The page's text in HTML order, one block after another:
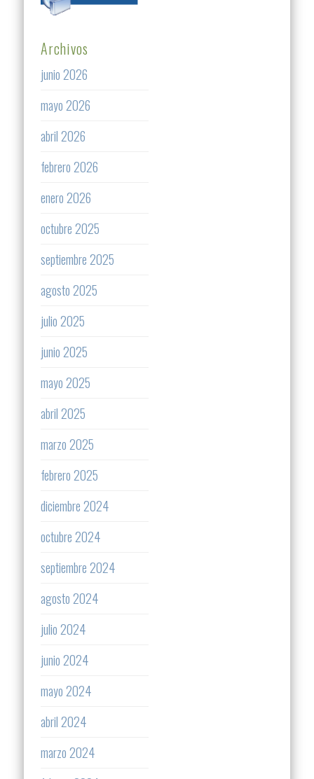
Archivos
junio 2026
mayo 2026
abril 2026
febrero 2026
enero 2026
octubre 2025
septiembre 2025
agosto 2025
julio 2025
junio 2025
mayo 2025
abril 2025
marzo 2025
febrero 2025
diciembre 2024
octubre 2024
septiembre 2024
agosto 2024
julio 2024
junio 2024
mayo 2024
abril 2024
marzo 2024